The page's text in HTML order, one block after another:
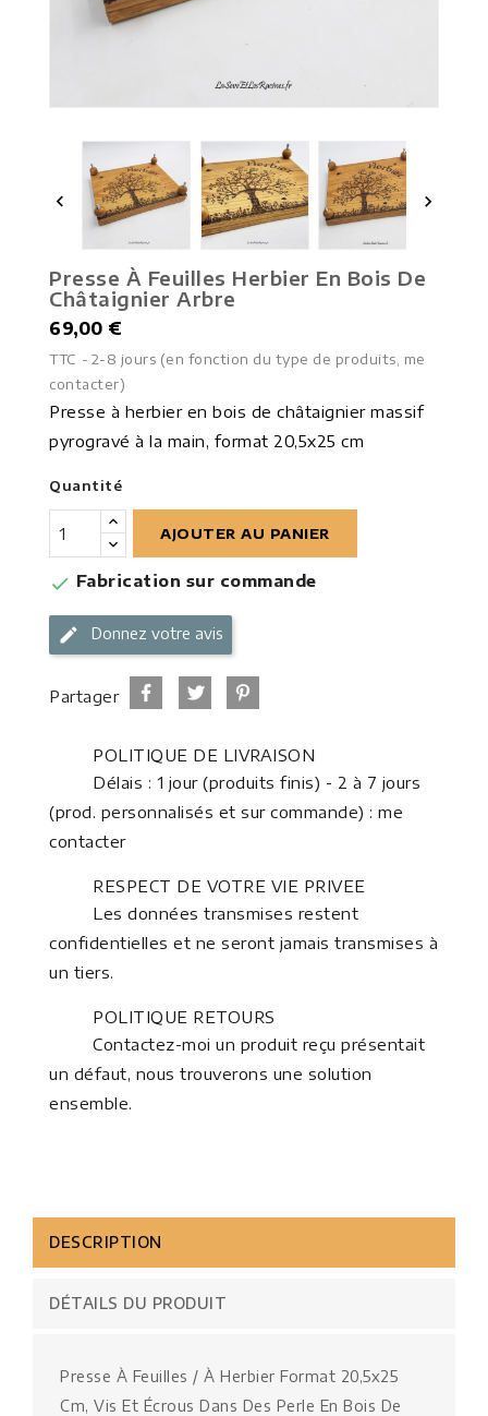
 
Presse À Feuilles Herbier En Bois De
Châtaignier Arbre
69,00 €
TTC
2-8 jours (en fonction du type de produits, me
contacter)
Presse à herbier en bois de châtaignier massif
pyrogravé à la main, format 20,5x25 cm
Quantité
AJOUTER AU PANIER
 Fabrication sur commande
Donnez votre avis
Partager
POLITIQUE DE LIVRAISON
Délais : 1 jour (produits finis) - 2 à 7 jours
(prod. personnalisés et sur commande) : me
contacter
RESPECT DE VOTRE VIE PRIVEE
Les données transmises restent
confidentielles et ne seront jamais transmises à
un tiers.
POLITIQUE RETOURS
Contactez-moi un produit reçu présentait
un défaut, nous trouverons une solution
ensemble.
DESCRIPTION
DÉTAILS DU PRODUIT
Presse À Feuilles / À Herbier Format 20,5x25
Cm, Vis Et Écrous Dans Des Perle En Bois De